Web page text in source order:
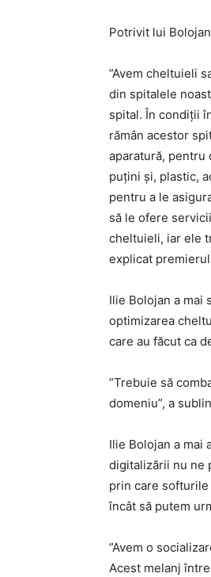
Potrivit lui
”Avem cheltuieli
din spitalele
spital. În condiţii
rămân acestor
aparatură,
puţini şi, plastic,
pentru a le
să le ofere
cheltuieli, iar ele
explicat
Ilie Bolojan a mai
optimizarea
care au făcut ca
”Trebuie să
domeniu”, a
Ilie Bolojan a mai
digitalizării nu ne
prin care softurile
încât să putem
”Avem o
Acest melanj